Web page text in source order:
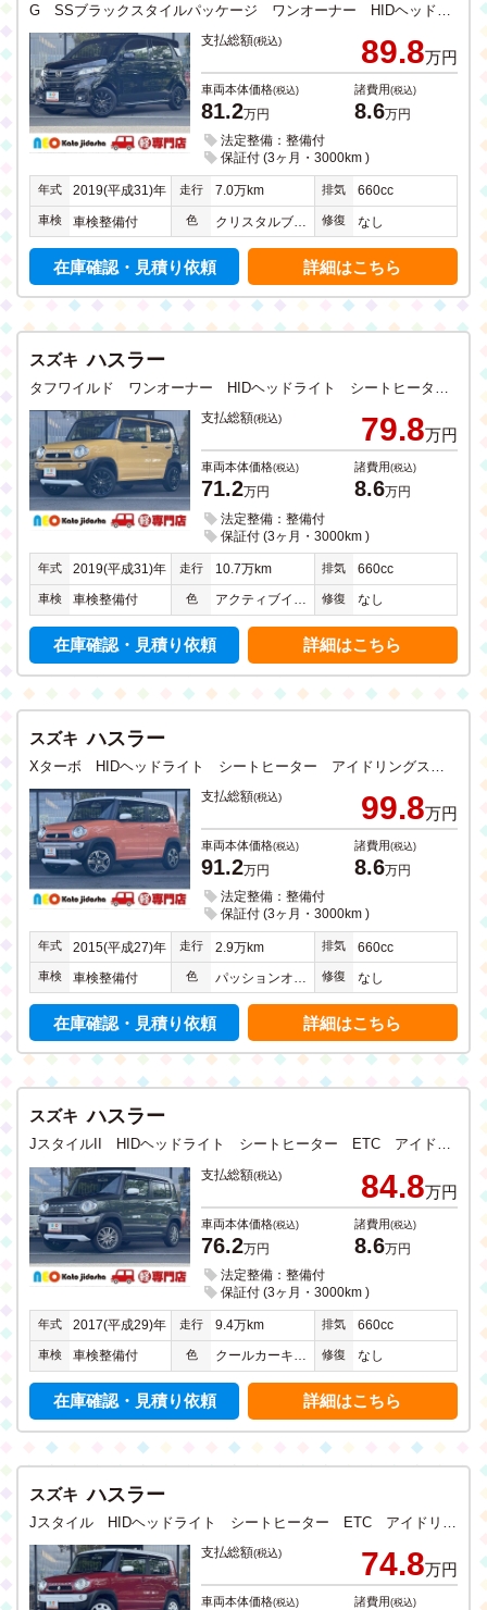
支払総額(税込) 89.8万円
車両本体価格(税込)
81.2万円
諸費用(税込)
8.6万円
法定整備：整備付
保証付 (3ヶ月・3000km )
年式 2019(平成31)年 走行 7.0万km 排気 660cc
車検 車検整備付 色 クリスタルブラックパール 修復 なし
在庫確認・見積り依頼 詳細はこちら
スズキ ハスラー
タフワイルド ワンオーナー HIDヘッドライト シートヒーター アイドリングストップ 衝突軽減ブレーキ ドライブレコーダー CD DVD フルセグTV SDナビ Bluetooth USB入力 ステアリングリモコン
支払総額(税込) 79.8万円
車両本体価格(税込)
71.2万円
諸費用(税込)
8.6万円
法定整備：整備付
保証付 (3ヶ月・3000km )
年式 2019(平成31)年 走行 10.7万km 排気 660cc
車検 車検整備付 色 アクティブイエローＩＩ 修復 なし
在庫確認・見積り依頼 詳細はこちら
スズキ ハスラー
支払総額(税込) 99.8万円
車両本体価格(税込)
91.2万円
諸費用(税込)
8.6万円
法定整備：整備付
保証付 (3ヶ月・3000km )
年式 2015(平成27)年 走行 2.9万km 排気 660cc
車検 車検整備付 色 修復 なし
在庫確認・見積り依頼 詳細はこちら
スズキ ハスラー
JスタイルII HIDヘッドライト シートヒーター ETC アイドリングストップ 衝突軽減ブレーキ ドライブレコーダー CD DVD フルセグTV メモリーナビ Bluetooth USB入力 ステアリングリモコン
支払総額(税込) 84.8万円
車両本体価格(税込)
76.2万円
諸費用(税込)
8.6万円
法定整備：整備付
保証付 (3ヶ月・3000km )
年式 2017(平成29)年 走行 9.4万km 排気 660cc
車検 車検整備付 色 クールカーキパールメタリックＩＩ 修復 なし
在庫確認・見積り依頼 詳細はこちら
スズキ ハスラー
支払総額(税込) 74.8万円
車両本体価格(税込) 諸費用(税込)